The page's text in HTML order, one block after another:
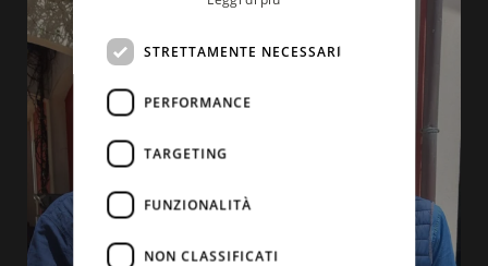
STRETTAMENTE NECESSARI
PERFORMANCE
TARGETING
FUNZIONALITÀ
NON CLASSIFICATI